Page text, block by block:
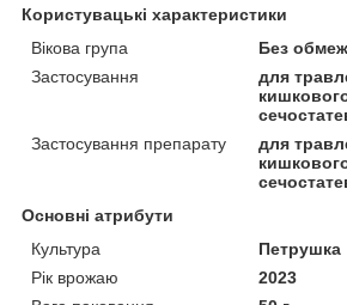
Користувацькі характеристики
Вікова група
Без
Застосування
для
Застосування препарату
для
Основні атрибути
Культура
Петрушка
Рік врожаю
2023